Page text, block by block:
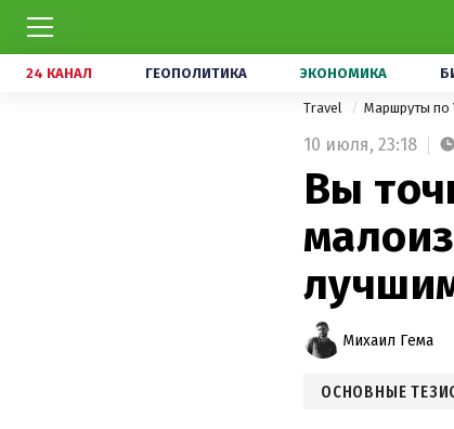
24 КАНАЛ ГЕОПОЛИТИКА ЭКОНОМИКА
Travel Маршруты по
10 июля, 23:18
Вы
Михаил Гема
ОСНОВНЫЕ